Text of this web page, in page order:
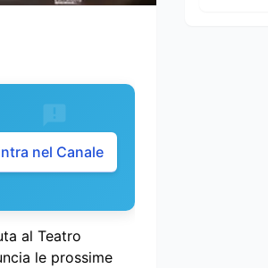
nel Canale
al Teatro
le prossime